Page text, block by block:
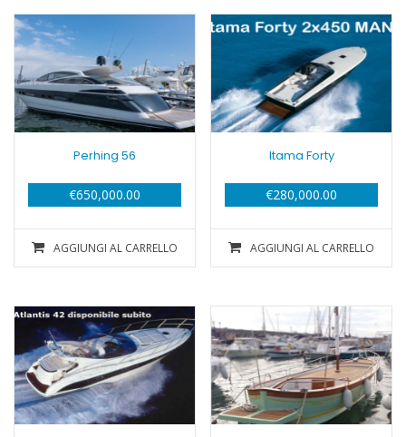
Perhing 56
€650,000.00
AGGIUNGI AL CARRELLO
Itama Forty
€280,000.00
AGGIUNGI AL CARRELLO